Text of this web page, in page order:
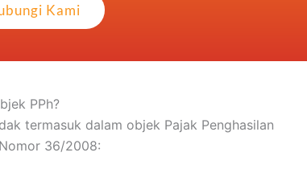
Kami
PPh?
termasuk dalam objek Pajak Penghasilan
36/2008: